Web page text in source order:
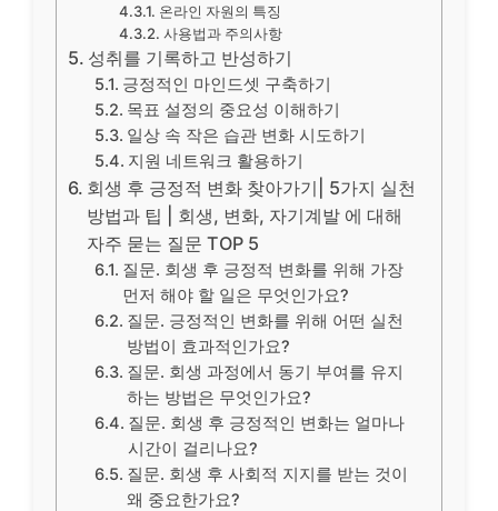
온라인 자원의 특징
사용법과 주의사항
성취를 기록하고 반성하기
긍정적인 마인드셋 구축하기
목표 설정의 중요성 이해하기
일상 속 작은 습관 변화 시도하기
지원 네트워크 활용하기
회생 후 긍정적 변화 찾아가기| 5가지 실천
방법과 팁 | 회생, 변화, 자기계발 에 대해
자주 묻는 질문 TOP 5
질문. 회생 후 긍정적 변화를 위해 가장
먼저 해야 할 일은 무엇인가요?
질문. 긍정적인 변화를 위해 어떤 실천
방법이 효과적인가요?
질문. 회생 과정에서 동기 부여를 유지
하는 방법은 무엇인가요?
질문. 회생 후 긍정적인 변화는 얼마나
시간이 걸리나요?
질문. 회생 후 사회적 지지를 받는 것이
왜 중요한가요?